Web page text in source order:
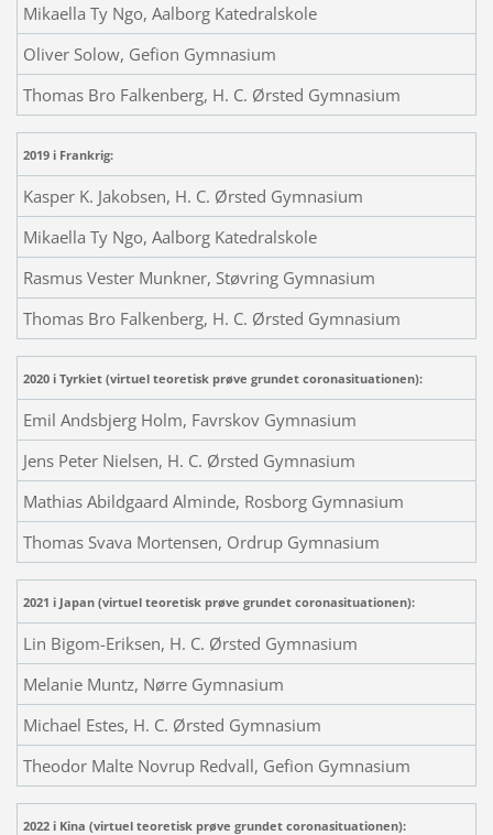
Mikaella Ty Ngo, Aalborg Katedralskole
Oliver Solow, Gefion Gymnasium
Thomas Bro Falkenberg, H. C. Ørsted Gymnasium
2019 i Frankrig:
Kasper K. Jakobsen, H. C. Ørsted Gymnasium
Mikaella Ty Ngo, Aalborg Katedralskole
Rasmus Vester Munkner, Støvring Gymnasium
Thomas Bro Falkenberg, H. C. Ørsted Gymnasium
2020 i Tyrkiet (virtuel teoretisk prøve grundet coronasituationen):
Emil Andsbjerg Holm, Favrskov Gymnasium
Jens Peter Nielsen, H. C. Ørsted Gymnasium
Mathias Abildgaard Alminde, Rosborg Gymnasium
Thomas Svava Mortensen, Ordrup Gymnasium
2021 i Japan (virtuel teoretisk prøve grundet coronasituationen):
Lin Bigom-Eriksen, H. C. Ørsted Gymnasium
Melanie Muntz, Nørre Gymnasium
Michael Estes, H. C. Ørsted Gymnasium
Theodor Malte Novrup Redvall, Gefion Gymnasium
2022 i Kina (virtuel teoretisk prøve grundet coronasituationen):